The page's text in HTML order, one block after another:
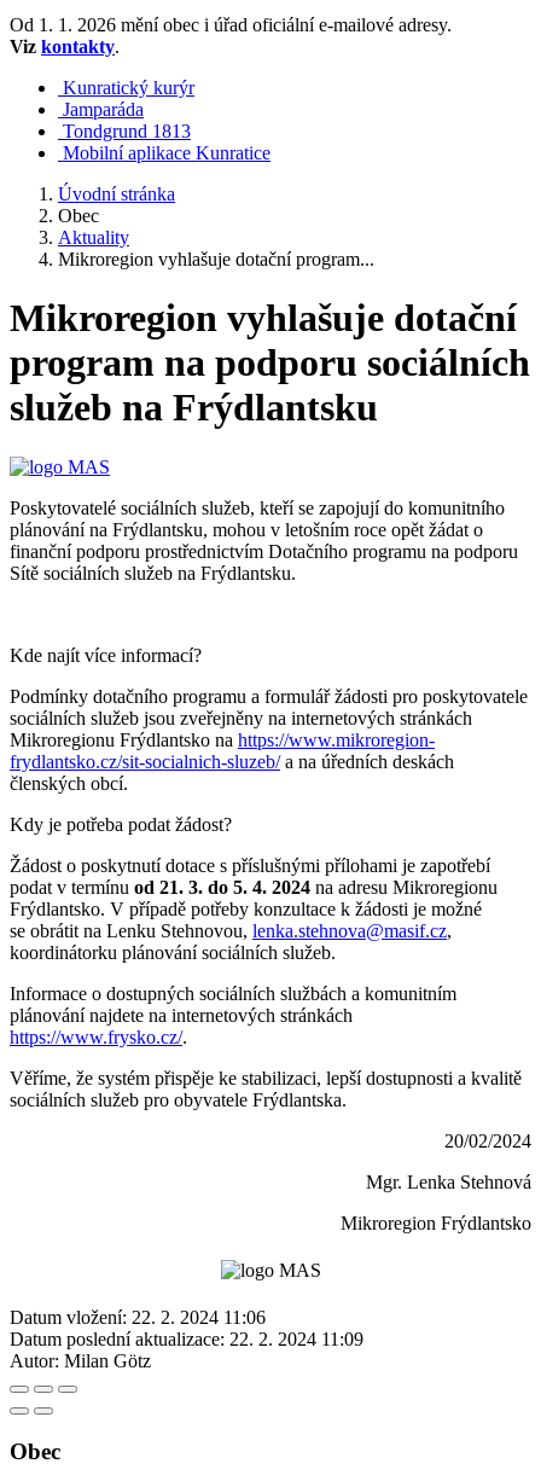
Od 1. 1. 2026 mění obec i úřad oficiální e-mailové adresy.
Viz kontakty.
Kunratický kurýr
Jamparáda
Tondgrund 1813
Mobilní aplikace Kunratice
Úvodní stránka
Obec
Aktuality
Mikroregion vyhlašuje dotační program...
Mikroregion vyhlašuje dotační
program na podporu sociálních
služeb na Frýdlantsku
Poskytovatelé sociálních služeb, kteří se zapojují do komunitního
plánování na Frýdlantsku, mohou v letošním roce opět žádat o
finanční podporu prostřednictvím Dotačního programu na podporu
Sítě sociálních služeb na Frýdlantsku.
Kde najít více informací?
Podmínky dotačního programu a formulář žádosti pro poskytovatele
sociálních služeb jsou zveřejněny na internetových stránkách
Mikroregionu Frýdlantsko na https://www.mikroregion-
frydlantsko.cz/sit-socialnich-sluzeb/a na úředních deskách
členských obcí.
Kdy je potřeba podat žádost?
Žádost o poskytnutí dotace s příslušnými přílohami je zapotřebí
podat v termínu od 21. 3. do 5. 4. 2024 na adresu Mikroregionu
Frýdlantsko. V případě potřeby konzultace k žádosti je možné
se obrátit na Lenku Stehnovou, lenka.stehnova@masif.cz,
koordinátorku plánování sociálních služeb.
Informace o dostupných sociálních službách a komunitním
plánování najdete na internetových stránkách
https://www.frysko.cz/.
Věříme, že systém přispěje ke stabilizaci, lepší dostupnosti a kvalitě
sociálních služeb pro obyvatele Frýdlantska.
20/02/2024
Mgr. Lenka Stehnová
Mikroregion Frýdlantsko
Datum vložení: 22. 2. 2024 11:06
Datum poslední aktualizace: 22. 2. 2024 11:09
Autor: Milan Götz
Obec